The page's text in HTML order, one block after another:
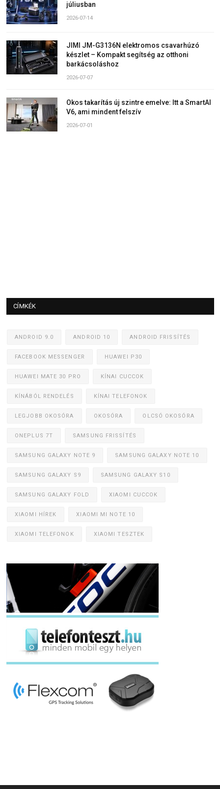
júliusban
2026-07-14
JIMI JM-G3136N elektromos csavarhúzó
készlet – Kompakt segítség az otthoni
barkácsoláshoz
2026-07-07
Okos takarítás új szintre emelve: Itt a SmartAI
V6, ami mindent felszív
2026-07-01
CÍMKÉK
ANDROID 9.0 ANDROID 10 ANDROID FRISSÍTÉS
FACEBOOK MESSENGER HUAWEI P30
HUAWEI MATE 30 PRO KÍNAI CUCCOK
KÍNÁBÓL RENDELÉS KÍNAI TELEFONOK
LEGJOBB OKOSÓRA OKOSÓRA OLCSÓ OKOSÓRA
ONEPLUS 7T SAMSUNG FRISSÍTÉS
SAMSUNG GALAXY NOTE 9 SAMSUNG GALAXY NOTE 10
SAMSUNG GALAXY S9 SAMSUNG GALAXY S10
SAMSUNG GALAXY FOLD XIAOMI CUCCOK
XIAOMI HÍREK XIAOMI MI NOTE 10
XIAOMI TELEFONOK XIAOMI TESZTEK